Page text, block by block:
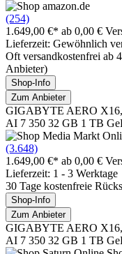
(254)
1.649,00 €* ab 0,00 €
Lieferzeit: Gewöhnlich
Oft versandkostenfrei ab
Anbieter)
Shop-Info
Zum Anbieter
GIGABYTE AERO
AI 7 350 32 GB 1 TB
(3.648)
1.649,00 €* ab 0,00 €
Lieferzeit: 1 - 3 Werktage
30 Tage kostenfreie
Shop-Info
Zum Anbieter
GIGABYTE AERO
AI 7 350 32 GB 1 TB